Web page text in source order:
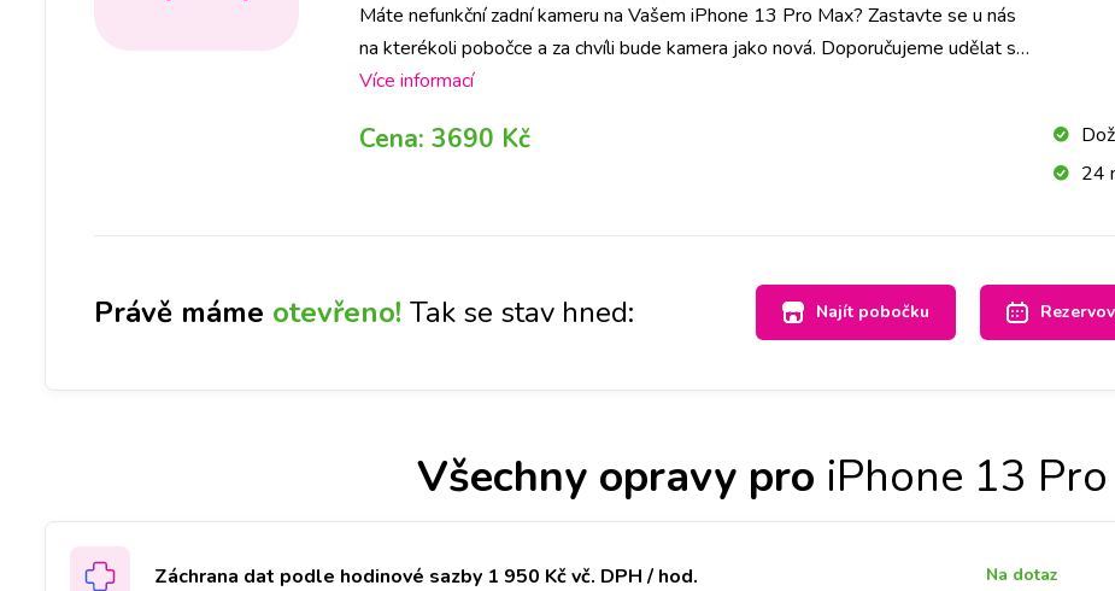
Máte nefunkční zadní kameru na Vašem iPhone 13 Pro Max? Zastavte se u nás
na kterékoli pobočce a za chvíli bude kamera jako nová. Doporučujeme udělat si
rezervaci na vybrané pobočce a vyměníme ji do hodiny.
Více informací
Cena: 3690 Kč
24
Právě máme otevřeno! Tak se stav hned: Najít pobočku
Všechny opravy pro iPhone 13
Záchrana dat podle hodinové sazby 1 950 Kč vč. DPH / hod. Na dotaz